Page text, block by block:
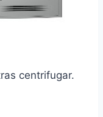
centrifugar.